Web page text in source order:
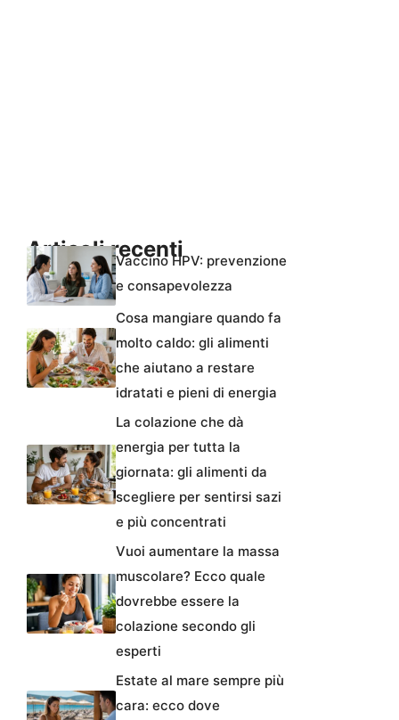
Articoli recentiVaccino HPV: prevenzione
e consapevolezza
Cosa mangiare quando fa
molto caldo: gli alimenti
che aiutano a restare
idratati e pieni di energia
La colazione che dà
energia per tutta la
giornata: gli alimenti da
scegliere per sentirsi sazi
e più concentrati
Vuoi aumentare la massa
muscolare? Ecco quale
dovrebbe essere la
colazione secondo gli
esperti
Estate al mare sempre più
cara: ecco dove